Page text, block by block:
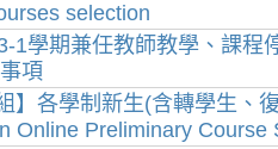
selection
1學期兼任教師教學、課程
項
】各學制新生(含轉學生、
Online Preliminary Course